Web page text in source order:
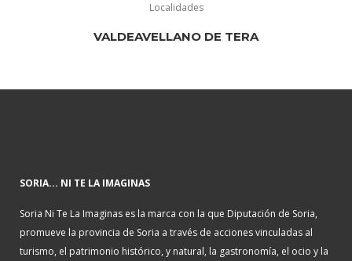
Localidades
VALDEAVELLANO DE TERA
SORIA... NI TE LA IMAGINAS
Soria Ni Te La Imaginas es la marca con la que Diputación de Soria,
promueve la provincia de Soria a través de acciones vinculadas al
turismo, el patrimonio histórico, y natural, la gastronomía, el ocio y la